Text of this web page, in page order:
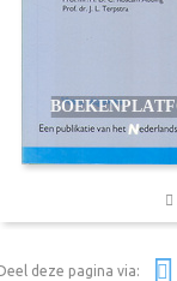
Deel deze pagina via: